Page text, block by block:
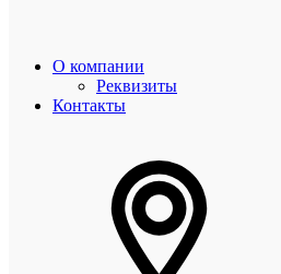
О компании
Реквизиты
Контакты